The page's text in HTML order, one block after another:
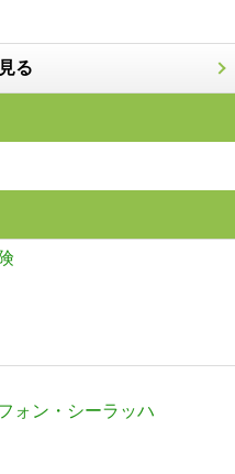
る
ォン・シーラッハ